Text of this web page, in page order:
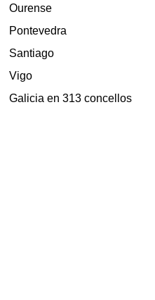
Ourense
Pontevedra
Santiago
Vigo
Galicia en 313 concellos